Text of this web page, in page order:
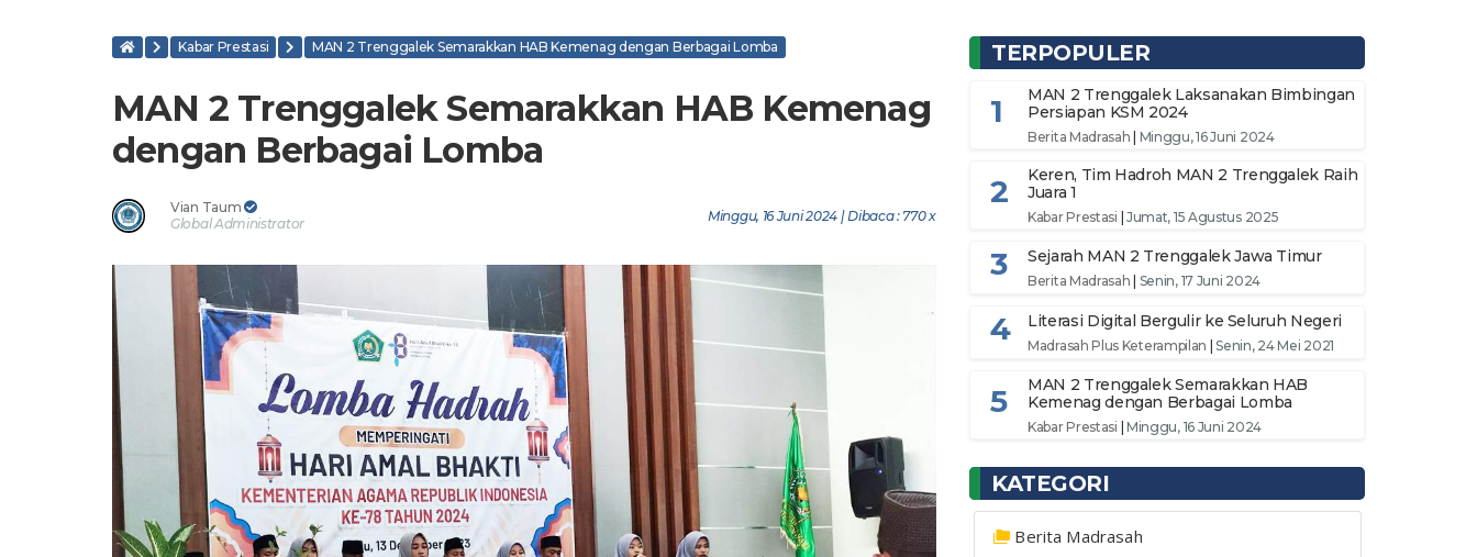
Kabar Prestasi MAN 2 Trenggalek Semarakkan HAB Kemenag dengan Berbagai Lomba
MAN 2 Trenggalek Semarakkan HAB Kemenag
dengan Berbagai Lomba
Vian Taum
Global Administrator
Minggu, 16 Juni 2024 | Dibaca : 770 x
TERPOPULER
1
MAN 2 Trenggalek Laksanakan Bimbingan
Persiapan KSM 2024
Berita Madrasah | Minggu, 16 Juni 2024
2
Keren, Tim Hadroh MAN 2 Trenggalek Raih
Juara 1
Kabar Prestasi | Jumat, 15 Agustus 2025
3 Sejarah MAN 2 Trenggalek Jawa Timur
Berita Madrasah | Senin, 17 Juni 2024
4 Literasi Digital Bergulir ke Seluruh Negeri
Madrasah Plus Keterampilan |Senin, 24 Mei 2021
5
MAN 2 Trenggalek Semarakkan HAB
Kemenag dengan Berbagai Lomba
Kabar Prestasi | Minggu, 16 Juni 2024
KATEGORI
Berita Madrasah